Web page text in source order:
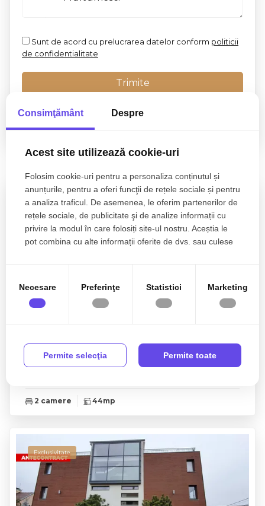
Sunt de acord cu prelucrarea datelor conform politicii
de confidentialitate
Apartament 2 camere aproape de parcul
Grigorescu
Cluj-Napoca, Grigorescu 160.000€
2 camere 44mp
Exclusivitate
Consimţământ Despre
Acest site utilizează cookie-uri
Folosim cookie-uri pentru a personaliza conținutul și
anunțurile, pentru a oferi funcţii de rețele sociale și pentru
a analiza traficul. De asemenea, le oferim partenerilor de
rețele sociale, de publicitate şi de analize informații cu
privire la modul în care folosiți site-ul nostru. Aceștia le
pot combina cu alte informații oferite de dvs. sau culese
Necesare Preferinţe Statistici Marketing
Permite selecţia Permite toate